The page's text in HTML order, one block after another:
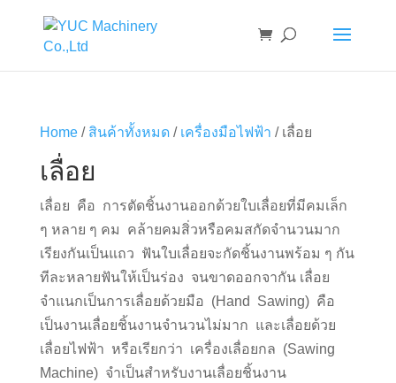
Home/ สินค้าทั้งหมด/ เครื่องมือไฟฟ้า / เลื่อย
เลื่อย
เลื่อย คือ การตัดชิ้นงานออกด้วยใบเลื่อยที่มีคมเล็ก
ๆ หลาย ๆ คม คล้ายคมสิ่วหรือคมสกัดจำนวนมาก
เรียงกันเป็นแถว ฟันใบเลื่อยจะกัดชิ้นงานพร้อม ๆ กัน
ทีละหลายฟันให้เป็นร่อง จนขาดออกจากัน เลื่อย
จำแนกเป็นการเลื่อยด้วยมือ (Hand Sawing) คือ
เป็นงานเลื่อยชิ้นงานจำนวนไม่มาก และเลื่อยด้วย
เลื่อยไฟฟ้า หรือเรียกว่า เครื่องเลื่อยกล (Sawing
Machine) จำเป็นสำหรับงานเลื่อยชิ้นงาน